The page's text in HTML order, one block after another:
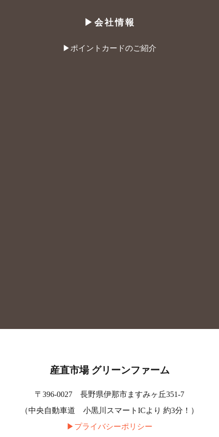
▶︎会社情報
▶︎ポイントカードのご紹介
産直市場 グリーンファーム
〒396-0027 長野県伊那市ますみヶ丘351-7
（中央自動車道 小黒川スマートICより 約3分！）
▶︎プライバシーポリシー